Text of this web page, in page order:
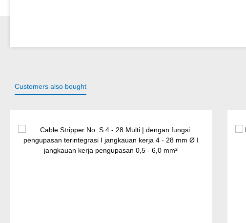
Customers also bought